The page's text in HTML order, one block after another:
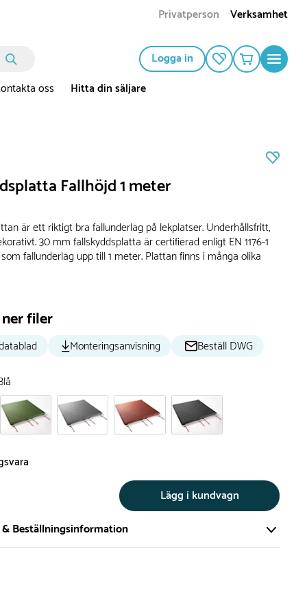
Privatperson Verksamhet
Logga in
oss
Hitta din säljare
Fallhöjd 1 meter
är ett riktigt bra fallunderlag på lekplatser. Underhållsfritt,
30 mm fallskyddsplatta är certifierad enligt EN 1176-1
fallunderlag upp till 1 meter. Plattan finns i många olika
filer
Monteringsanvisning
Beställ DWG
Lägg i kundvagn
& Beställningsinformation